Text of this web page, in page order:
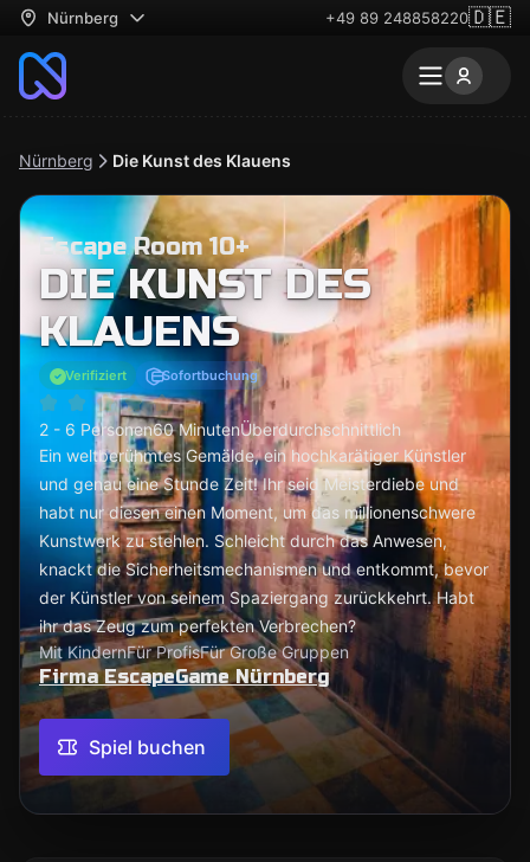
Nürnberg +49 89 248858220🇩🇪
Nürnberg Die Kunst des Klauens
Escape Room 10+
DIE KUNST DES
KLAUENS
Verifiziert Sofortbuchung
2 - 6 Personen60 MinutenÜberdurchschnittlich
Ein weltberühmtes Gemälde, ein hochkarätiger Künstler
und genau eine Stunde Zeit! Ihr seid Meisterdiebe und
habt nur diesen einen Moment, um das millionenschwere
Kunstwerk zu stehlen. Schleicht durch das Anwesen,
knackt die Sicherheitsmechanismen und entkommt, bevor
der Künstler von seinem Spaziergang zurückkehrt. Habt
ihr das Zeug zum perfekten Verbrechen?
Mit KindernFür ProfisFür Große Gruppen
Firma EscapeGame Nürnberg
Spiel buchen